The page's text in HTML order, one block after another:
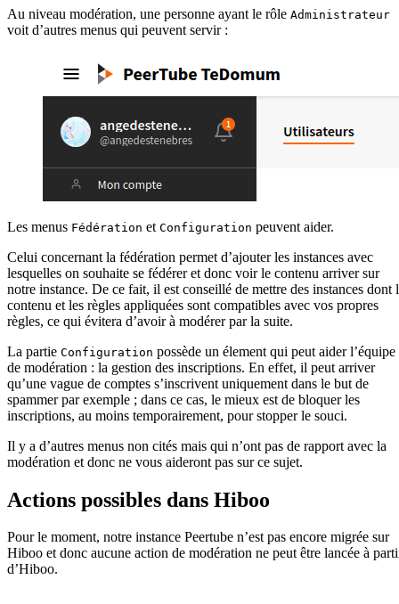
Au niveau modération, une personne ayant le rôle Administrateur
voit d’autres menus qui peuvent servir :
Les menus Fédération et Configuration peuvent aider.
Celui concernant la fédération permet d’ajouter les instances avec
lesquelles on souhaite se fédérer et donc voir le contenu arriver sur
notre instance. De ce fait, il est conseillé de mettre des instances dont
contenu et les règles appliquées sont compatibles avec vos propres
règles, ce qui évitera d’avoir à modérer par la suite.
La partie Configuration possède un élement qui peut aider l’équipe
de modération : la gestion des inscriptions. En effet, il peut arriver
qu’une vague de comptes s’inscrivent uniquement dans le but de
spammer par exemple ; dans ce cas, le mieux est de bloquer les
inscriptions, au moins temporairement, pour stopper le souci.
Il y a d’autres menus non cités mais qui n’ont pas de rapport avec la
modération et donc ne vous aideront pas sur ce sujet.
Actions possibles dans Hiboo
Pour le moment, notre instance Peertube n’est pas encore migrée sur
Hiboo et donc aucune action de modération ne peut être lancée à
d’Hiboo.